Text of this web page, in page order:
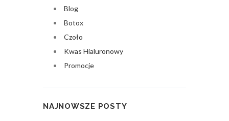
Blog
Botox
Czoło
Kwas Hialuronowy
Promocje
NAJNOWSZE POSTY